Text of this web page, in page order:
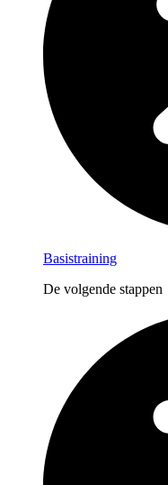
Basistraining
De volgende stappen